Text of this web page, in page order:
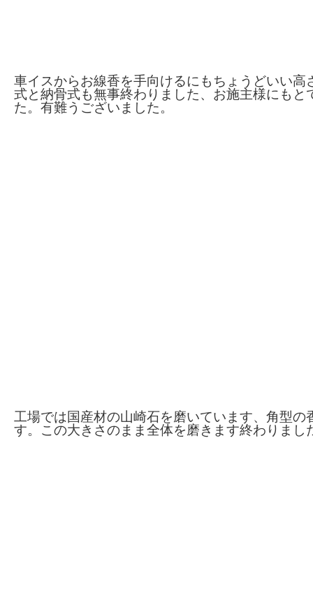
車イスからお線香を手向けるにもちょうどいい高
式と納骨式も無事終わりました、お施主様にもと
た。有難うございました。
工場では国産材の山崎石を磨いています、角型の
す。この大きさのまま全体を磨きます終わりまし